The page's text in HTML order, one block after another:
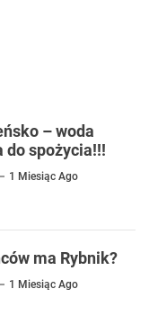
– woda
do spożycia!!!
1 Miesiąc Ago
ma Rybnik?
1 Miesiąc Ago